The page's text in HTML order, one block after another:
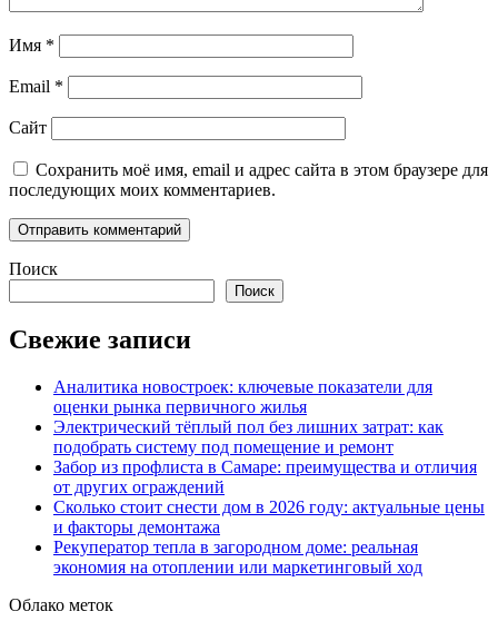
Имя *
Email *
Сайт
Сохранить моё имя, email и адрес сайта в этом браузере для
последующих моих комментариев.
Поиск
Поиск
Свежие записи
Аналитика новостроек: ключевые показатели для
оценки рынка первичного жилья
Электрический тёплый пол без лишних затрат: как
подобрать систему под помещение и ремонт
Забор из профлиста в Самаре: преимущества и отличия
от других ограждений
Сколько стоит снести дом в 2026 году: актуальные цены
и факторы демонтажа
Рекуператор тепла в загородном доме: реальная
экономия на отоплении или маркетинговый ход
Облако меток